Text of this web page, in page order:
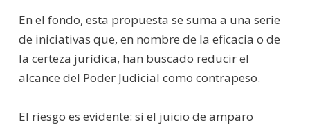
En el fondo, esta propuesta se suma a una serie
de iniciativas que, en nombre de la eficacia o de
la certeza jurídica, han buscado reducir el
alcance del Poder Judicial como contrapeso.
El riesgo es evidente: si el juicio de amparo